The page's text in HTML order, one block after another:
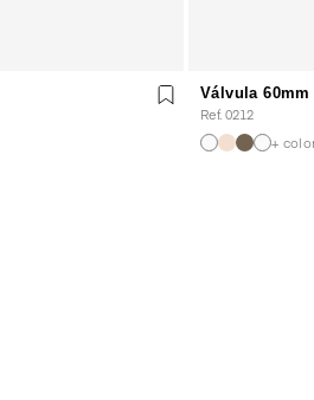
Válvula 60mm
Ref. 0212
+